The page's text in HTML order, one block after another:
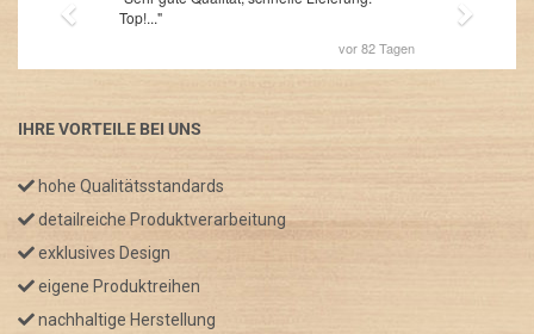
IHRE VORTEILE BEI UNS
hohe Qualitätsstandards
detailreiche Produktverarbeitung
exklusives Design
eigene Produktreihen
nachhaltige Herstellung